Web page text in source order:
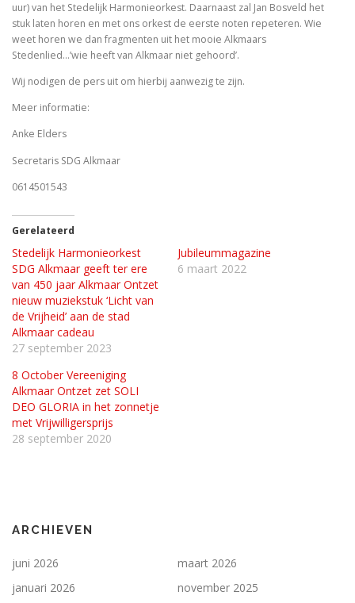
uur) van het Stedelijk Harmonieorkest. Daarnaast zal Jan Bosveld het
stuk laten horen en met ons orkest de eerste noten repeteren. Wie
weet horen we dan fragmenten uit het mooie Alkmaars
Stedenlied…’wie heeft van Alkmaar niet gehoord’.
Wij nodigen de pers uit om hierbij aanwezig te zijn.
Meer informatie:
Anke Elders
Secretaris SDG Alkmaar
0614501543
Gerelateerd
Stedelijk Harmonieorkest
SDG Alkmaar geeft ter ere
van 450 jaar Alkmaar Ontzet
nieuw muziekstuk ‘Licht van
de Vrijheid’ aan de stad
Alkmaar cadeau
27 september 2023
Jubileummagazine
6 maart 2022
8 October Vereeniging
Alkmaar Ontzet zet SOLI
DEO GLORIA in het zonnetje
met Vrijwilligersprijs
28 september 2020
ARCHIEVEN
juni 2026
maart 2026
januari 2026
november 2025